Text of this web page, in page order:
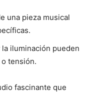
una pieza musical
iluminación pueden
tensión.
fascinante que